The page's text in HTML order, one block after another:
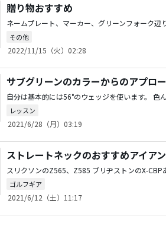
贈り物おすすめ
その他
2022/11/15（火）02:28
レッスン
2021/6/28（月）03:19
ストレートネックのおすすめアイアン
ゴルフギア
2021/6/12（土）11:17